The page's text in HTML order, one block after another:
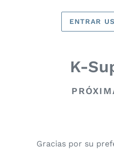
ENTRAR
K-
Gracias por su